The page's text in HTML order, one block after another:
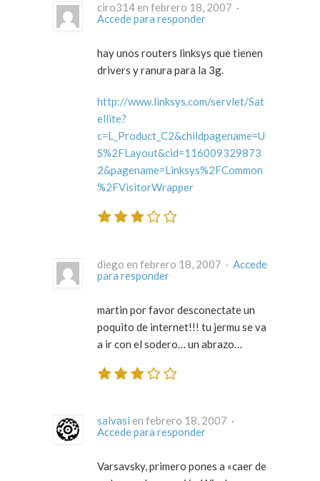
ciro314 en febrero 18, 2007 ·
Accede para responder
hay unos routers linksys que tienen
drivers y ranura para la 3g.
http://www.linksys.com/servlet/Sat
ellite?
c=L_Product_C2&childpagename=U
S%2FLayout&cid=116009329873
2&pagename=Linksys%2FCommon
%2FVisitorWrapper
diego en febrero 18, 2007 · Accede
para responder
martin por favor desconectate un
poquito de internet!!! tu jermu se va
a ir con el sodero… un abrazo…
salvasi
en febrero 18, 2007 ·
Accede para responder
Varsavsky, primero pones a «caer de